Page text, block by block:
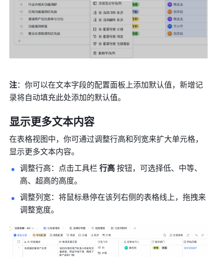
注：你可以在文本字段的配置面板上添加默认值，新增记
录将自动填充此处添加的默认值。
显示更多文本内容
在表格视图中，你可通过调整行高和列宽来扩大单元格，
显示更多文本内容。
调整行高：点击工具栏 行高 按钮，可选择低、中等、
高、超高的高度。
调整列宽：将鼠标悬停在该列右侧的表格线上，拖拽来
调整宽度。